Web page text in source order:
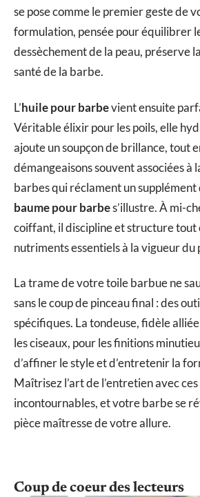
se pose comme le premier geste de
formulation, pensée pour équilibrer
dessèchement de la peau, préserve
santé de la barbe.
L’huile pour barbevient ensuite
Véritable élixir pour les poils, elle
ajoute un soupçon de brillance, tout
démangeaisons souvent associées à
barbes qui réclament un
baume pour barbes’illustre. À mi-
coiffant, il discipline et structure tout
nutriments essentiels à la vigueur du
La trame de votre toile barbue ne
sans le coup de pinceau final : des
spécifiques. La tondeuse, fidèle
les ciseaux, pour les finitions
d’affiner le style et d’entretenir la
Maîtrisez l’art de l’entretien avec
incontournables, et votre barbe se
pièce maîtresse de votre allure.
Coup de coeur des lecteurs